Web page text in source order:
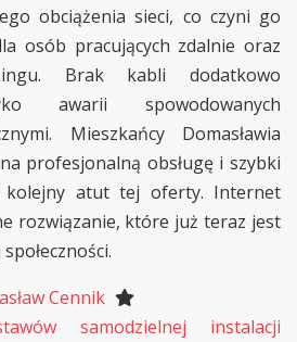
obciążenia sieci, co czyni go
osób pracujących zdalnie oraz
Brak kabli dodatkowo
awarii spowodowanych
Mieszkańcy Domasławia
profesjonalną obsługę i szybki
kolejny atut tej oferty. Internet
rozwiązanie, które już teraz jest
Cennik
samodzielnej instalacji